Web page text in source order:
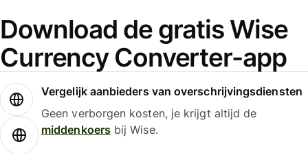
Download de gratis Wise
Currency Converter-app
Vergelijk aanbieders van overschrijvingsdiensten
Geen verborgen kosten, je krijgt altijd de
middenkoersbij Wise.